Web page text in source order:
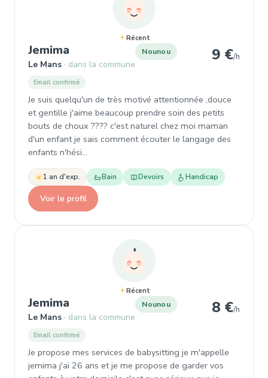
Récent
Jemima , Nounou à Le Mans
Le Mans dans la commune
Nounou 9 €/h
Email confirmé
Je suis quelqu'un de très motivé attentionnée ,douce
et gentille j'aime beaucoup prendre soin des petits
bouts de choux ???? c'est naturel chez moi maman
d'un enfant je sais comment écouter le langage des
enfants n'hési…
1 an d'exp. Bain Devoirs Handicap
Voir le profil
Récent
Jemima , Nounou à Le Mans
Le Mans dans la commune
Nounou 8 €/h
Email confirmé
Je propose mes services de babysitting je m'appelle
jemima j'ai 26 ans et je me propose de garder vos